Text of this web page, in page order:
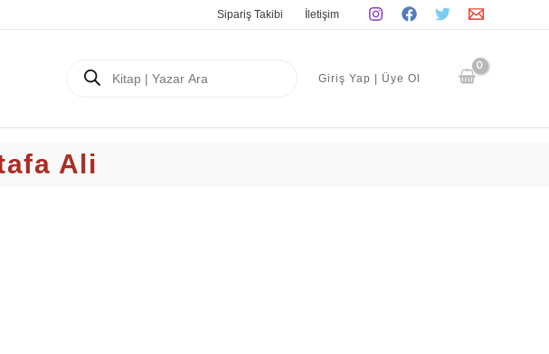
Sipariş Takibi İletişim
search
Giriş Yap | Üye Ol
Ali